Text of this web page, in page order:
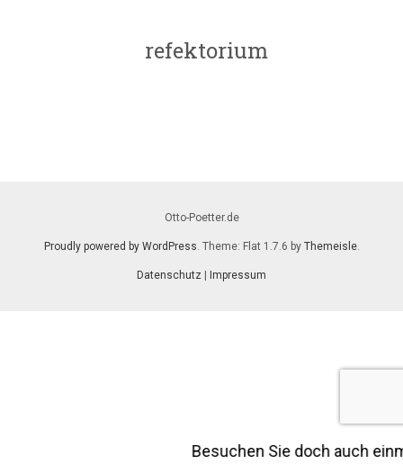
Besuchen Sie doch auch
refektorium
Otto-Poetter.de
Proudly powered by WordPress. Theme: Flat 1.7.6 by Themeisle.
Datenschutz Impressum